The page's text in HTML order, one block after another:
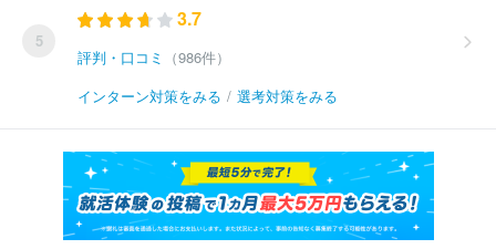
5
3.7
評判・口コミ
（986件）
インターン対策をみる / 選考対策をみる